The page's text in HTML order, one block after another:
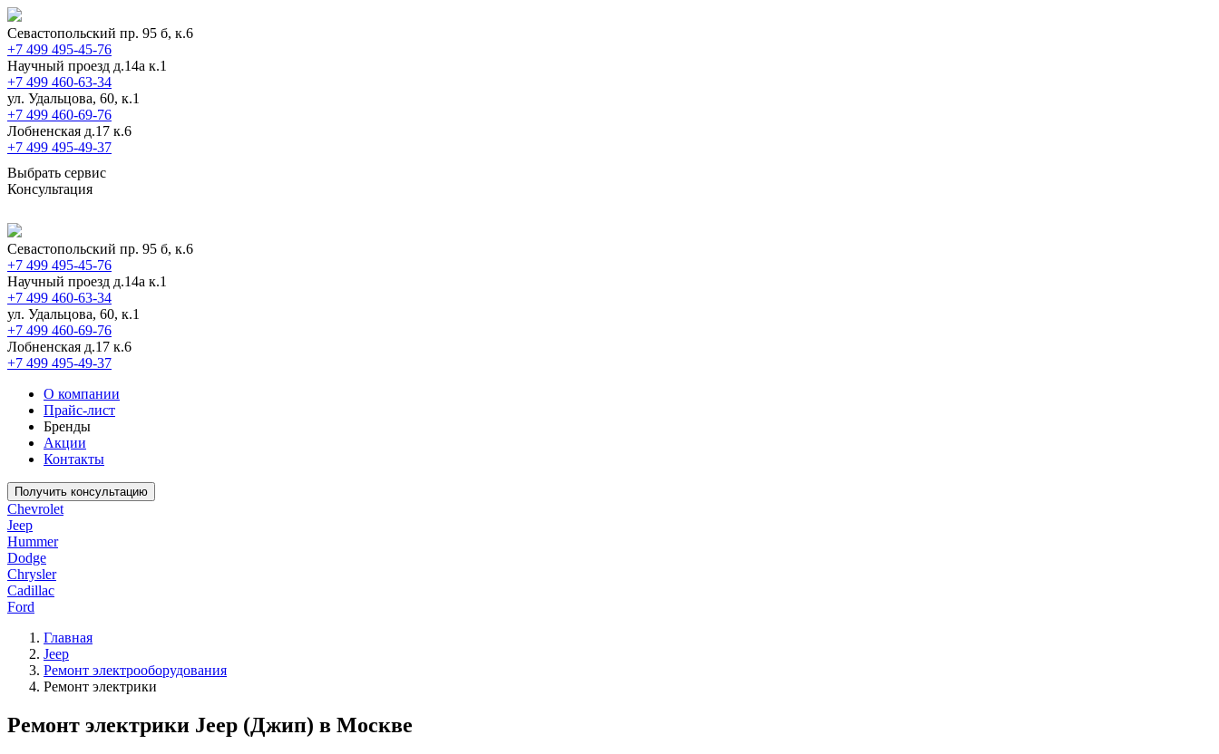
Севастопольский пр. 95 б, к.6
+7 499 495-45-76
Научный проезд д.14а к.1
+7 499 460-63-34
ул. Удальцова, 60, к.1
+7 499 460-69-76
Лобненская д.17 к.6
+7 499 495-49-37
Выбрать сервис
Консультация
Севастопольский пр. 95 б, к.6
+7 499 495-45-76
Научный проезд д.14а к.1
+7 499 460-63-34
ул. Удальцова, 60, к.1
+7 499 460-69-76
Лобненская д.17 к.6
+7 499 495-49-37
О компании
Прайс-лист
Бренды
Акции
Контакты
Получить консультацию
Chevrolet
Jeep
Hummer
Dodge
Chrysler
Cadillac
Ford
Главная
Jeep
Ремонт электрооборудования
Ремонт электрики
Ремонт электрики Jeep (Джип) в Москве